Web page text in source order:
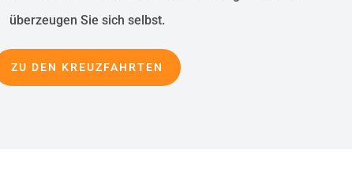
überzeugen Sie sich selbst.
ZU DEN KREUZFAHRTEN